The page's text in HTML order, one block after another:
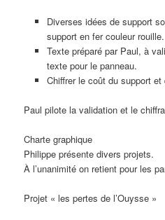
Diverses idées de support
support en fer couleur rouille.
Texte préparé par Paul, à
texte pour le panneau.
Chiffrer le coût du support et
Paul pilote la validation et le
Charte graphique
Philippe présente divers projets.
À l’unanimité on retient pour les
Projet « les pertes de l’Ouysse »